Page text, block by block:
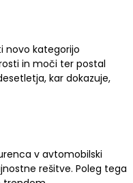
novo kategorijo
in moči ter postal
kar dokazuje,
v avtomobilski
rešitve. Poleg tega